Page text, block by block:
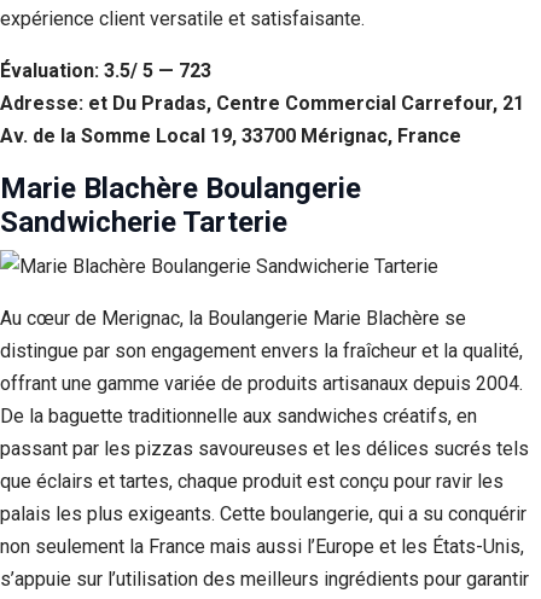
expérience client versatile et satisfaisante.
Évaluation: 3.5/ 5 — 723
Adresse: et Du Pradas, Centre Commercial Carrefour, 21
Av. de la Somme Local 19, 33700 Mérignac, France
Marie Blachère Boulangerie
Sandwicherie Tarterie
Au cœur de Merignac, la Boulangerie Marie Blachère se
distingue par son engagement envers la fraîcheur et la qualité,
offrant une gamme variée de produits artisanaux depuis 2004.
De la baguette traditionnelle aux sandwiches créatifs, en
passant par les pizzas savoureuses et les délices sucrés tels
que éclairs et tartes, chaque produit est conçu pour ravir les
palais les plus exigeants. Cette boulangerie, qui a su conquérir
non seulement la France mais aussi l’Europe et les États-Unis,
s’appuie sur l’utilisation des meilleurs ingrédients pour garantir